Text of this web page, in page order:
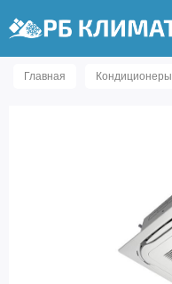
Главная Кондиционеры